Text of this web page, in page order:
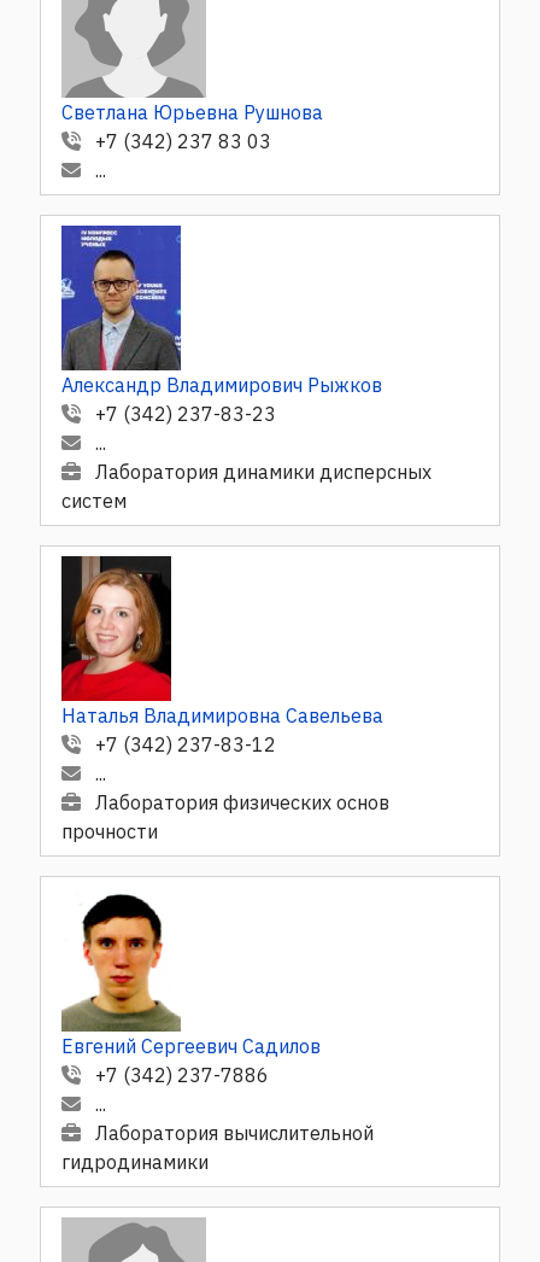
Светлана Юрьевна Рушнова
+7 (342) 237 83 03
...
Александр Владимирович Рыжков
+7 (342) 237-83-23
...
Лаборатория динамики дисперсных
систем
Наталья Владимировна Савельева
+7 (342) 237-83-12
...
Лаборатория физических основ
прочности
Евгений Сергеевич Садилов
+7 (342) 237-7886
...
Лаборатория вычислительной
гидродинамики